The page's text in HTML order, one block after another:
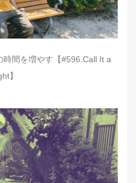
時間を増やす【#596.Call It a
】